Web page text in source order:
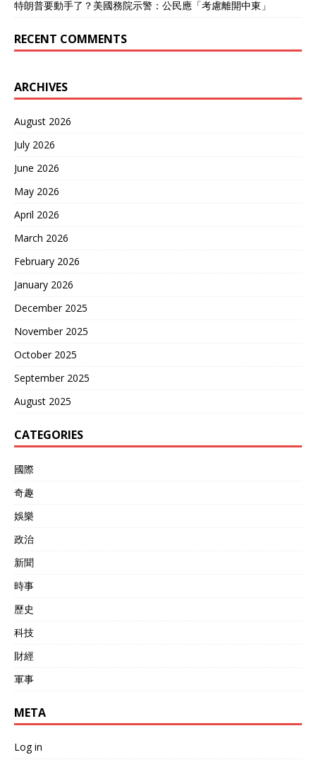
特朗普要動手了？美國務院示警：公民應「考慮離開中東」
RECENT COMMENTS
ARCHIVES
August 2026
July 2026
June 2026
May 2026
April 2026
March 2026
February 2026
January 2026
December 2025
November 2025
October 2025
September 2025
August 2025
CATEGORIES
國際
奇趣
娛樂
政治
新聞
時事
歷史
科技
財經
軍事
META
Log in